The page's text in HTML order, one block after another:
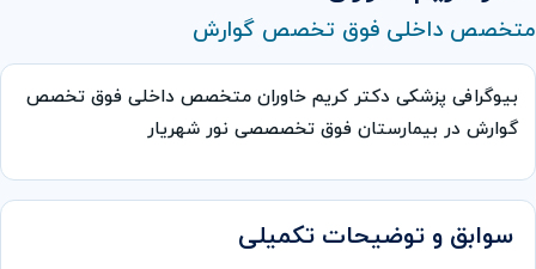
متخصص داخلی فوق تخصص گوارش
بیوگرافی پزشکی دکتر كريم خاوران متخصص داخلی فوق تخصص
گوارش در بیمارستان فوق تخصصصی نور شهریار
سوابق و توضیحات تکمیلی